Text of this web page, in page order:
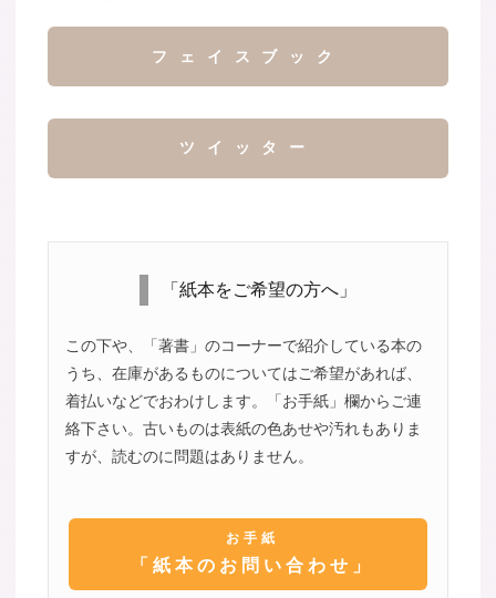
フェイスブック
ツイッター
「紙本をご希望の方へ」
この下や、「著書」のコーナーで紹介している本の
うち、在庫があるものについてはご希望があれば、
着払いなどでおわけします。「お手紙」欄からご連
絡下さい。古いものは表紙の色あせや汚れもありま
すが、読むのに問題はありません。
お手紙
「紙本のお問い合わせ」